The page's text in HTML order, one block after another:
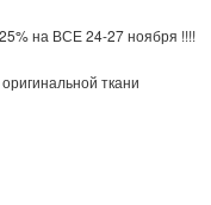
на ВСЕ 24-27 ноября !!!!
ткани